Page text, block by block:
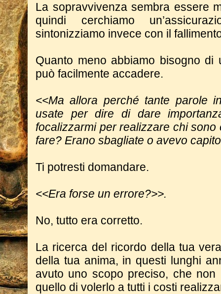
La sopravvivenza sembra essere
quindi cerchiamo
sintonizziamo invece con il
Quanto meno abbiamo bisogno di
può facilmente accadere.
<<Ma allora perché tante parole
usate per dire di dare
focalizzarmi per realizzare chi
fare? Erano sbagliate o avevo
Ti potresti domandare.
<<Era forse un errore?>>.
No, tutto era corretto.
La ricerca del ricordo della tua
della tua anima, in questi lunghi
avuto uno scopo preciso, che non
quello di volerlo a tutti i costi